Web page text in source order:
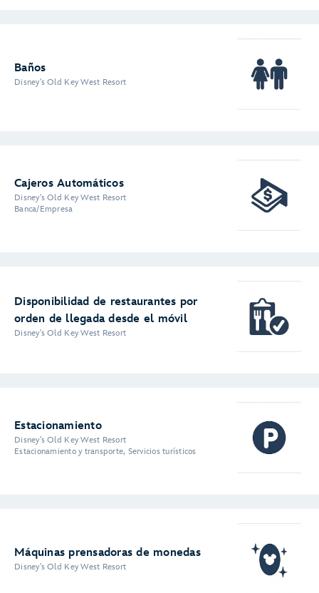
Baños
Disney's Old Key West Resort
Cajeros Automáticos
Disney's Old Key West Resort
Banca/Empresa
Disponibilidad de restaurantes por
orden de llegada desde el móvil
Disney's Old Key West Resort
Estacionamiento
Disney's Old Key West Resort
Estacionamiento y transporte, Servicios turísticos
Máquinas prensadoras de monedas
Disney's Old Key West Resort